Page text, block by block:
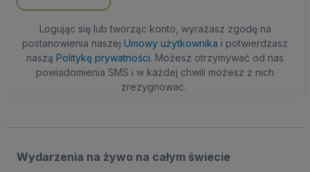
Logując się lub tworząc konto, wyrażasz zgodę na
postanowienia naszej Umowy użytkownika i potwierdzasz
naszą Politykę prywatności. Możesz otrzymywać od nas
powiadomienia SMS i w każdej chwili możesz z nich
zrezygnować.
Wydarzenia na żywo na całym świecie